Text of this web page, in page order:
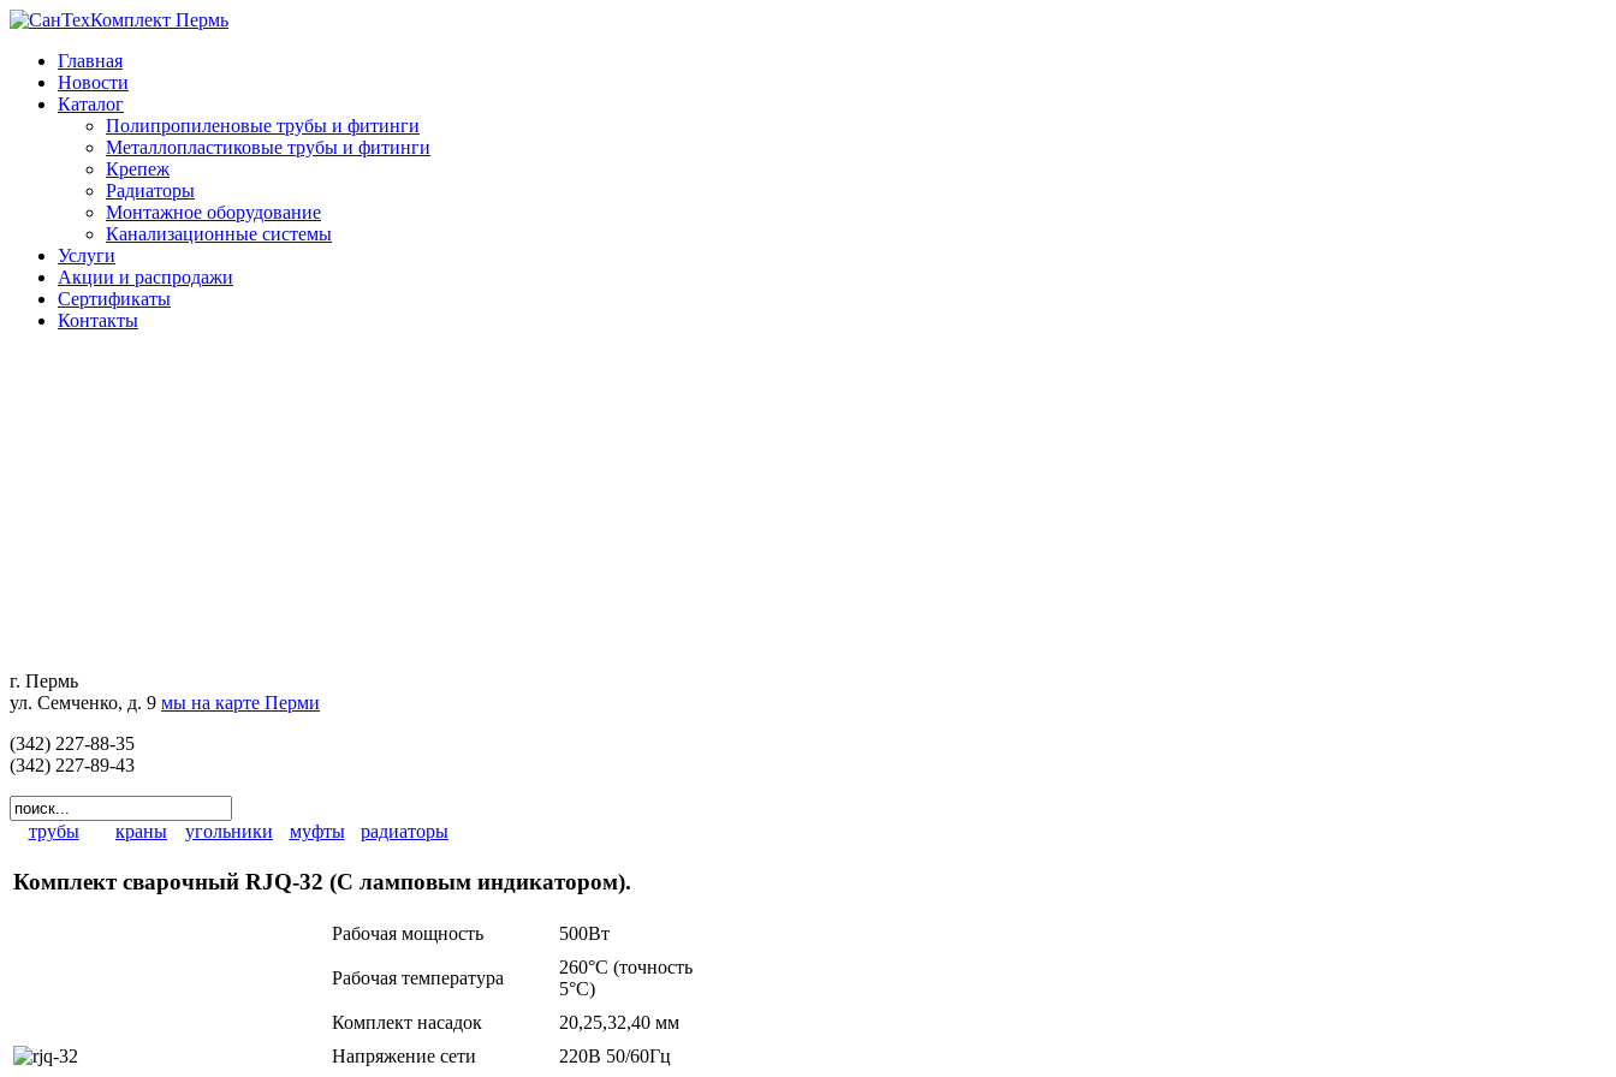
Главная
Новости
Каталог
Полипропиленовые трубы и фитинги
Металлопластиковые трубы и фитинги
Крепеж
Радиаторы
Монтажное оборудование
Канализационные системы
Услуги
Акции и распродажи
Сертификаты
Контакты
г. Пермь
ул. Семченко, д. 9 мы на карте Перми
(342) 227-88-35
(342) 227-89-43
трубы краны угольники муфты радиаторы
Комплект сварочный RJQ-32 (С ламповым индикатором).
Рабочая мощность 500Вт
Рабочая температура
260°C (точность
5°C)
Комплект насадок
20,25,32,40 мм
Напряжение сети
220В 50/60Гц